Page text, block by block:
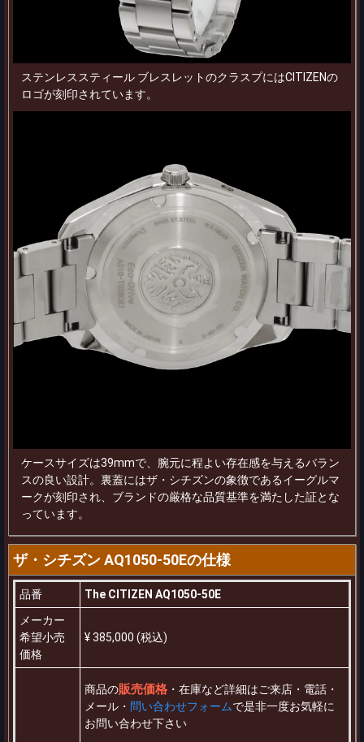
ステンレススティール ブレスレットのクラスプにはCITIZENの
ロゴが刻印されています。
ケースサイズは39mmで、腕元に程よい存在感を与えるバラン
スの良い設計。裏蓋にはザ・シチズンの象徴であるイーグルマ
ークが刻印され、ブランドの厳格な品質基準を満たした証とな
っています。
ザ・シチズン AQ1050-50Eの仕様
品番
The CITIZEN AQ1050-50E
メーカー
希望小売
価格
¥ 385,000 (税込)
商品の販売価格 ・在庫など詳細はご来店・電話・
メール・ 問い合わせフォームで是非一度お気軽に
お問い合わせ下さい